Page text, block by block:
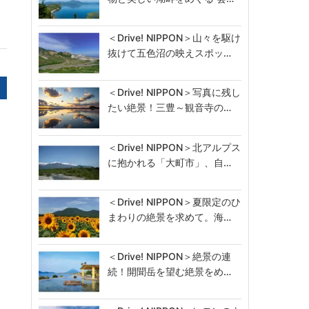
＜Drive! NIPPON＞山々を駆け
抜けて五色沼の映えスポッ…
＜Drive! NIPPON＞写真に残し
たい絶景！三豊～観音寺の…
＜Drive! NIPPON＞北アルプス
に抱かれる「大町市」、自…
＜Drive! NIPPON＞夏限定のひ
まわりの絶景を求めて。海…
＜Drive! NIPPON＞絶景の連
続！開聞岳を望む絶景をめ…